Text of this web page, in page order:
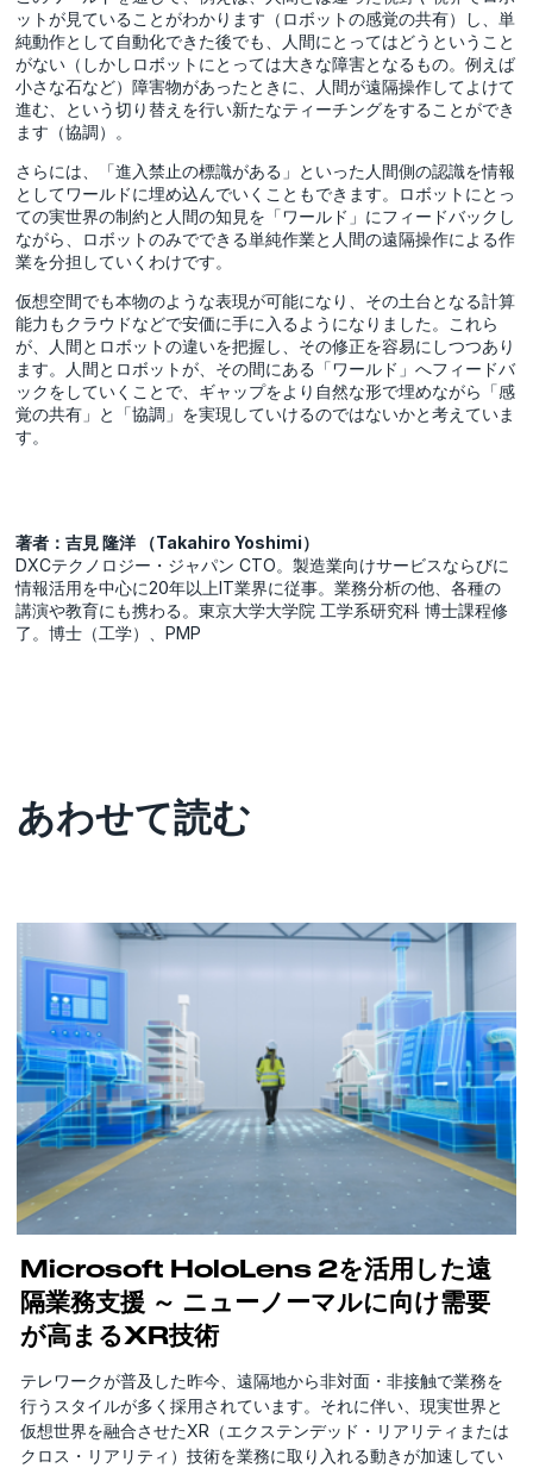
ットが見ていることがわかります（ロボットの感覚の共有）し、単
純動作として自動化できた後でも、人間にとってはどうということ
がない（しかしロボットにとっては大きな障害となるもの。例えば
小さな石など）障害物があったときに、人間が遠隔操作してよけて
進む、という切り替えを行い新たなティーチングをすることができ
ます（協調）。
さらには、「進入禁止の標識がある」といった人間側の認識を情報
としてワールドに埋め込んでいくこともできます。ロボットにとっ
ての実世界の制約と人間の知見を「ワールド」にフィードバックし
ながら、ロボットのみでできる単純作業と人間の遠隔操作による作
業を分担していくわけです。
仮想空間でも本物のような表現が可能になり、その土台となる計算
能力もクラウドなどで安価に手に入るようになりました。これら
が、人間とロボットの違いを把握し、その修正を容易にしつつあり
ます。人間とロボットが、その間にある「ワールド」へフィードバ
ックをしていくことで、ギャップをより自然な形で埋めながら「感
覚の共有」と「協調」を実現していけるのではないかと考えていま
す。
著者：吉見 隆洋 （Takahiro Yoshimi）
DXCテクノロジー・ジャパン CTO。製造業向けサービスならびに
情報活用を中心に20年以上IT業界に従事。業務分析の他、各種の
講演や教育にも携わる。東京大学大学院 工学系研究科 博士課程修
了。博士（工学）、PMP
あわせて読む
Microsoft HoloLens 2を活用した遠
隔業務支援 ～ ニューノーマルに向け需要
が高まるXR技術
テレワークが普及した昨今、遠隔地から非対面・非接触で業務を
行うスタイルが多く採用されています。それに伴い、現実世界と
仮想世界を融合させたXR（エクステンデッド・リアリティまたは
クロス・リアリティ）技術を業務に取り入れる動きが加速してい